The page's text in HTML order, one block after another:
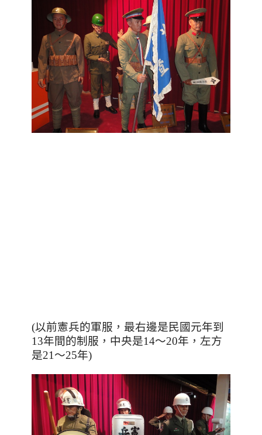
(以前憲兵的軍服 ，最右邊是民國元年到
13年間的制服 ，中央是14～20年 ，左方
是21～25年)